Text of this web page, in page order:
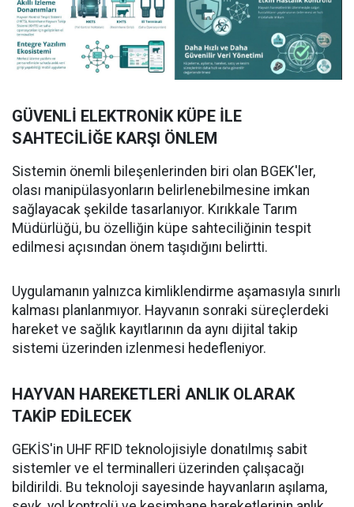
GÜVENLİ ELEKTRONİK KÜPE İLE
SAHTECİLİĞE KARŞI ÖNLEM
Sistemin önemli bileşenlerinden biri olan BGEK'ler,
olası manipülasyonların belirlenebilmesine imkan
sağlayacak şekilde tasarlanıyor. Kırıkkale Tarım
Müdürlüğü, bu özelliğin küpe sahteciliğinin tespit
edilmesi açısından önem taşıdığını belirtti.
Uygulamanın yalnızca kimliklendirme aşamasıyla sınırlı
kalması planlanmıyor. Hayvanın sonraki süreçlerdeki
hareket ve sağlık kayıtlarının da aynı dijital takip
sistemi üzerinden izlenmesi hedefleniyor.
HAYVAN HAREKETLERİ ANLIK OLARAK
TAKİP EDİLECEK
GEKİS'in UHF RFID teknolojisiyle donatılmış sabit
sistemler ve el terminalleri üzerinden çalışacağı
bildirildi. Bu teknoloji sayesinde hayvanların aşılama,